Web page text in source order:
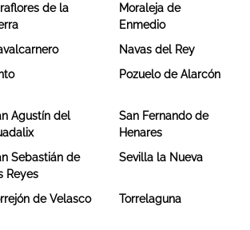
de la
Moraleja de
Enmedio
Navas del Rey
Pozuelo de Alarcón
Agustín del
San Fernando de
Henares
Sebastián de
Reyes
Sevilla la Nueva
de Velasco Torrelaguna